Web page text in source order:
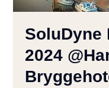
SoluDyne
2024